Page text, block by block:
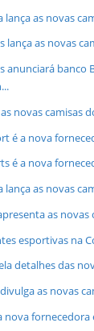
lança as novas
lança as novas
anunciará banco
novas camisas
é a nova
é a nova
lança as novas
as novas
esportivas na
detalhes das
as novas
nova